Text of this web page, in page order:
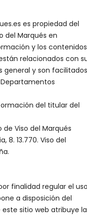
es propiedad del
del Marqués en
y los contenidos
relacionados con
general y son facilitados
del titular del
Viso del Marqués
8. 13.770. Viso del
finalidad regular el uso
a disposición del
sitio web atribuye la
site-
POR
y
en
Buscar